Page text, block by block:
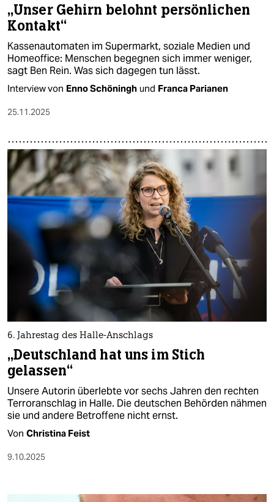
„Unser Gehirn belohnt persönlichen
Kontakt“
Kassenautomaten im Supermarkt, soziale Medien und
Homeoffice: Menschen begegnen sich immer weniger,
sagt Ben Rein. Was sich dagegen tun lässt.
Interview von Enno Schöningh und Franca Parianen
25.11.2025
6. Jahrestag des Halle-Anschlags
„Deutschland hat uns im Stich
gelassen“
Unsere Autorin überlebte vor sechs Jahren den rechten
Terroranschlag in Halle. Die deutschen Behörden nähmen
sie und andere Betroffene nicht ernst.
Von Christina Feist
9.10.2025